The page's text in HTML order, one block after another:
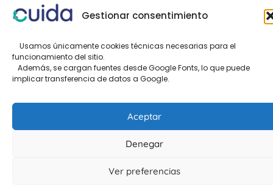
Gestionar consentimiento
Usamos únicamente cookies técnicas necesarias para el
funcionamiento del sitio.
Además, se cargan fuentes desde Google Fonts, lo que puede
implicar transferencia de datos a Google.
Aceptar
Denegar
Ver preferencias
Organiza: PROFEI SL – NIF: B60035490 – Registro
Mercantil: folio 22, tomo 22.184 hoja nºB-32669
Política de Privacidad de Datos/Política de Cookies
/Aviso legal